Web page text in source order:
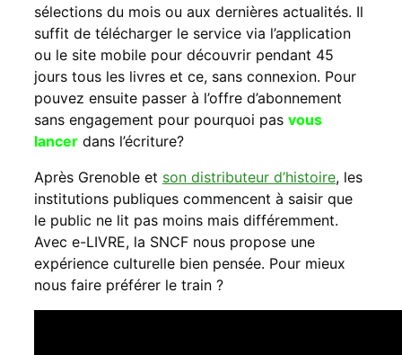
sélections du mois ou aux dernières actualités. Il
suffit de télécharger le service via l’application
ou le site mobile pour découvrir pendant 45
jours tous les livres et ce, sans connexion. Pour
pouvez ensuite passer à l’offre d’abonnement
sans engagement pour pourquoi pas vous
lancer dans l’écriture?
Après Grenoble et son distributeur d’histoire, les
institutions publiques commencent à saisir que
le public ne lit pas moins mais différemment.
Avec e-LIVRE, la SNCF nous propose une
expérience culturelle bien pensée. Pour mieux
nous faire préférer le train ?